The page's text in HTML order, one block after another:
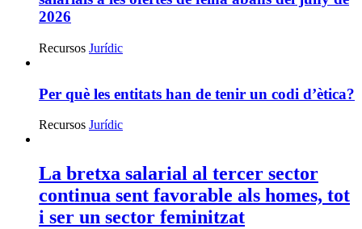
2026
Recursos Jurídic
Per què les entitats han de tenir un codi d’ètica?
Recursos Jurídic
La bretxa salarial al tercer sector
continua sent favorable als homes, tot
i ser un sector feminitzat